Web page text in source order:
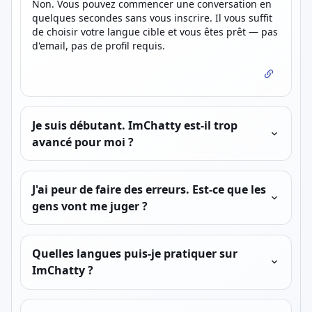
Non. Vous pouvez commencer une conversation en
quelques secondes sans vous inscrire. Il vous suffit
de choisir votre langue cible et vous êtes prêt — pas
d'email, pas de profil requis.
Je suis débutant. ImChatty est-il trop
avancé pour moi ?
J'ai peur de faire des erreurs. Est-ce que les
gens vont me juger ?
Quelles langues puis-je pratiquer sur
ImChatty ?